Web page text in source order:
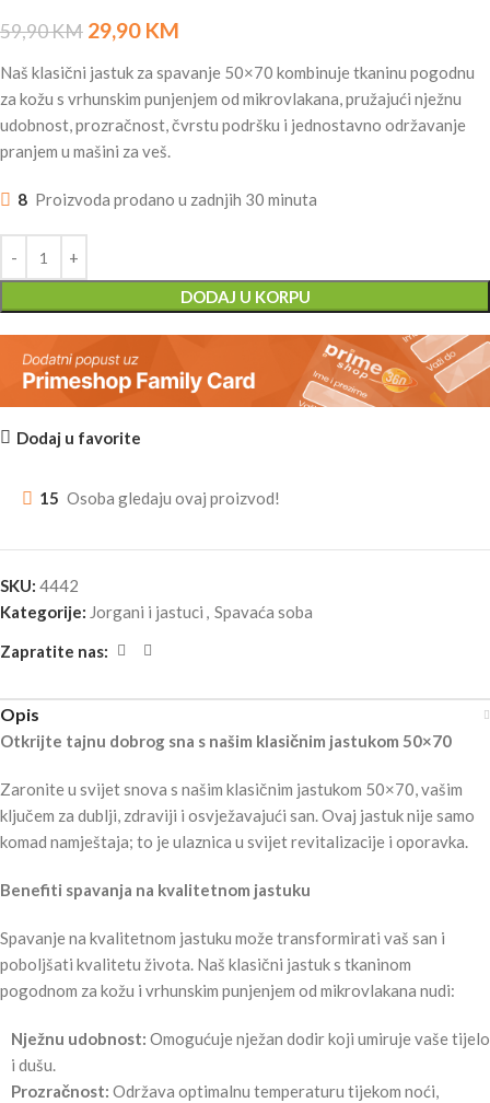
59,90KM 29,90 KM
Naš klasični jastuk za spavanje 50×70 kombinuje tkaninu pogodnu
za kožu s vrhunskim punjenjem od mikrovlakana, pružajući nježnu
udobnost, prozračnost, čvrstu podršku i jednostavno održavanje
pranjem u mašini za veš.
8 Proizvoda prodano u zadnjih 30 minuta
DODAJ U KORPU
Dodaj u favorite
15 Osoba gledaju ovaj proizvod!
SKU: 4442
Kategorije: Jorgani i jastuci , Spavaća soba
Zapratite nas:
Opis
Otkrijte tajnu dobrog sna s našim klasičnim jastukom 50×70
Zaronite u svijet snova s našim klasičnim jastukom 50×70, vašim
ključem za dublji, zdraviji i osvježavajući san. Ovaj jastuk nije samo
komad namještaja; to je ulaznica u svijet revitalizacije i oporavka.
Benefiti spavanja na kvalitetnom jastuku
Spavanje na kvalitetnom jastuku može transformirati vaš san i
poboljšati kvalitetu života. Naš klasični jastuk s tkaninom
pogodnom za kožu i vrhunskim punjenjem od mikrovlakana nudi:
Nježnu udobnost: Omogućuje nježan dodir koji umiruje vaše tijelo
i dušu.
Prozračnost: Održava optimalnu temperaturu tijekom noći,